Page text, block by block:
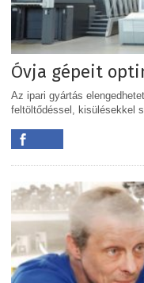
Óvja gépeit
Az ipari gyártás
feltöltődéssel, kisülésekkel